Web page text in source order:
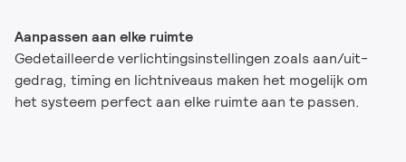
Aanpassen aan elke ruimte
Gedetailleerde verlichtingsinstellingen zoals aan/uit-
gedrag, timing en lichtniveaus maken het mogelijk om
het systeem perfect aan elke ruimte aan te passen.